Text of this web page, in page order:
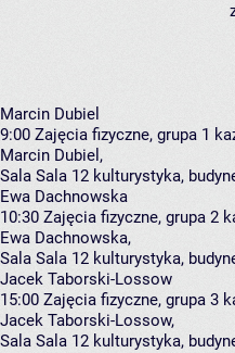
Marcin Dubiel
9:00 Zajęcia fizyczne, grupa 1
Marcin Dubiel ,
Sala Sala 12 kulturystyka,
Ewa Dachnowska
10:30 Zajęcia fizyczne, grupa 2
Ewa Dachnowska,
Sala Sala 12 kulturystyka,
Jacek Taborski-Lossow
15:00 Zajęcia fizyczne, grupa 3
Jacek Taborski-Lossow,
Sala Sala 12 kulturystyka,